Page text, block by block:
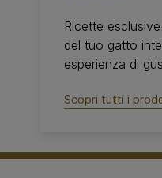
Ricette
del tuo gatto
esperienza di
Scopri tutti i